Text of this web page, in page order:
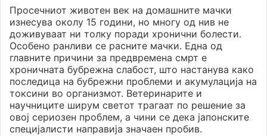
Просечниот животен век на домашните мачки
изнесува околу 15 години, но многу од нив не
доживуваат ни толку поради хронични болести.
Особено ранливи се расните мачки. Една од
главните причини за предвремена смрт е
хроничната бубрежна слабост, што настанува како
последица на бубрежни проблеми и акумулација на
токсини во организмот. Ветеринарите и
научниците ширум светот трагаат по решение за
овој сериозен проблем, а чини се дека јапонските
специјалисти направија значаен пробив.